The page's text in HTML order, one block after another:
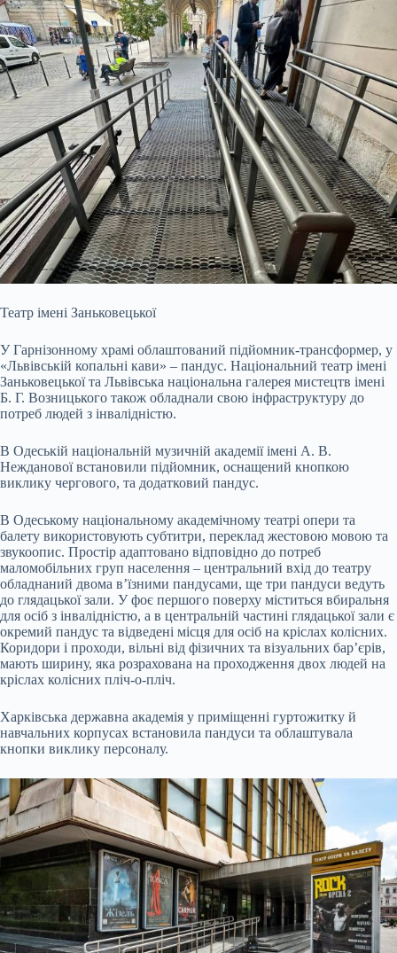
Театр імені Заньковецької
У Гарнізонному храмі облаштований підйомник-трансформер, у
«Львівській копальні кави» – пандус. Національний театр імені
Заньковецької та Львівська національна галерея мистецтв імені
Б. Г. Возницького також обладнали свою інфраструктуру до
потреб людей з інвалідністю.
В Одеській національній музичній академії імені А. В.
Нежданової встановили підйомник, оснащений кнопкою
виклику чергового, та додатковий пандус.
В Одеському національному академічному театрі опери та
балету використовують субтитри, переклад жестовою мовою та
звукоопис. Простір адаптовано відповідно до потреб
маломобільних груп населення – центральний вхід до театру
обладнаний двома в’їзними пандусами, ще три пандуси ведуть
до глядацької зали. У фоє першого поверху міститься вбиральня
для осіб з інвалідністю, а в центральній частині глядацької зали є
окремий пандус та відведені місця для осіб на кріслах колісних.
Коридори і проходи, вільні від фізичних та візуальних бар’єрів,
мають ширину, яка розрахована на проходження двох людей на
кріслах колісних пліч-о-пліч.
Харківська державна академія у приміщенні гуртожитку й
навчальних корпусах встановила пандуси та облаштувала
кнопки виклику персоналу.